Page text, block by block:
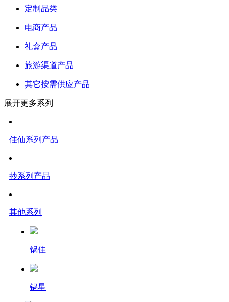
定制品类
电商产品
礼盒产品
旅游渠道产品
其它按需供应产品
展开更多系列
佳仙系列产品
抄系列产品
其他系列
锅佳
锅星